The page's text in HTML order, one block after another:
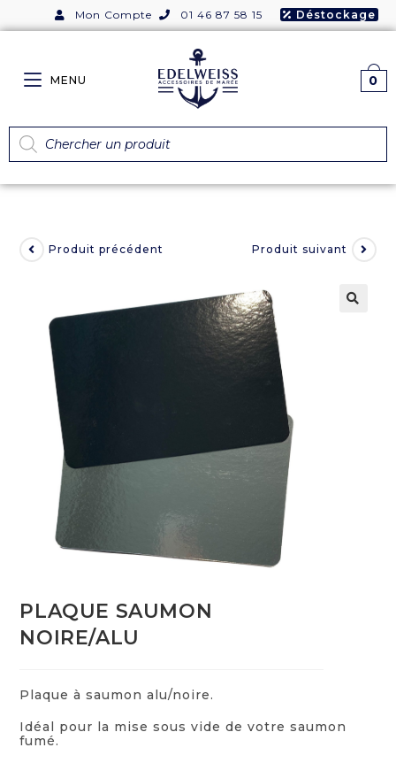
Mon Compte 01 46 87 58 15 Déstockage
MENU 0
Produit précédent Produit suivant
PLAQUE SAUMON
NOIRE/ALU
Plaque à saumon alu/noire.
Idéal pour la mise sous vide de votre saumon
fumé.